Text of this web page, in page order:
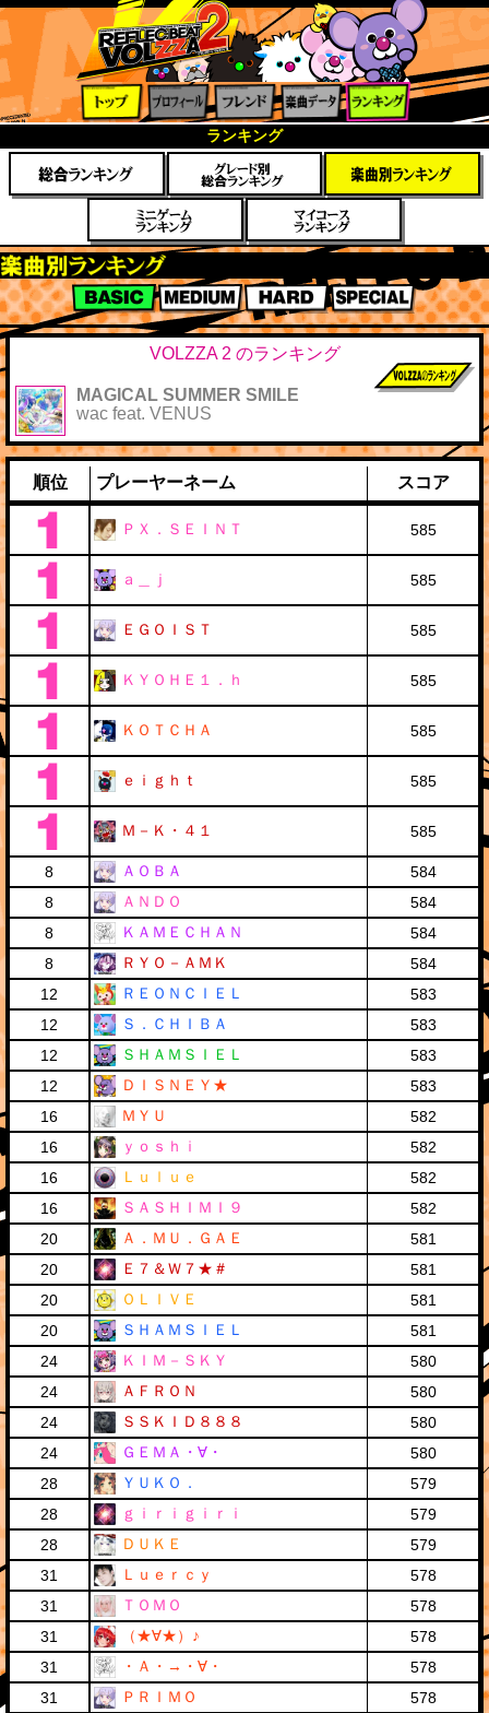
ィール
フレン
ド
楽曲デ
ータ
ング
ランキング
楽曲別スコアランキング
BASIC MEDIUM HARD SPECIAL
VOLZZA 2 のランキング
MAGICAL SUMMER SMILE
wac feat. VENUS
順位 プレーヤーネーム スコア
ＰＸ．ＳＥＩＮＴ 585
ａ＿ｊ 585
ＥＧＯＩＳＴ 585
ＫＹＯＨＥ１．ｈ 585
ＫＯＴＣＨＡ 585
ｅｉｇｈｔ 585
Ｍ－Ｋ・４１ 585
8 ＡＯＢＡ
584
8
ＡＮＤＯ
584
8
ＫＡＭＥＣＨＡＮ
584
8
ＲＹＯ－ＡＭＫ
584
12
ＲＥＯＮＣＩＥＬ
583
12
Ｓ．ＣＨＩＢＡ
583
12
ＳＨＡＭＳＩＥＬ
583
12
ＤＩＳＮＥＹ★
583
16
ＭＹＵ
582
16
ｙｏｓｈｉ
582
16
Ｌｕｌｕｅ
582
16
ＳＡＳＨＩＭＩ９
582
20
Ａ．ＭＵ．ＧＡＥ
581
20
Ｅ７＆Ｗ７★＃
581
20
ＯＬＩＶＥ
581
20
ＳＨＡＭＳＩＥＬ
581
24
ＫＩＭ－ＳＫＹ
580
24
ＡＦＲＯＮ
580
24
ＳＳＫＩＤ８８８
580
24
ＧＥＭＡ・∀・
580
28
ＹＵＫＯ．
579
28
ｇｉｒｉｇｉｒｉ
579
28
ＤＵＫＥ
579
31
Ｌｕｅｒｃｙ
578
31
ＴＯＭＯ
578
31
（★∀★）♪
578
31
・Ａ・→・∀・
578
31
ＰＲＩＭＯ
578